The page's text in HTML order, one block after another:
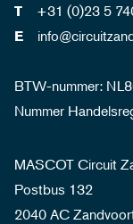
T +31 (0)23 5
E
BTW-nummer:
Nummer
MASCOT Circuit
Postbus 132
2040 AC